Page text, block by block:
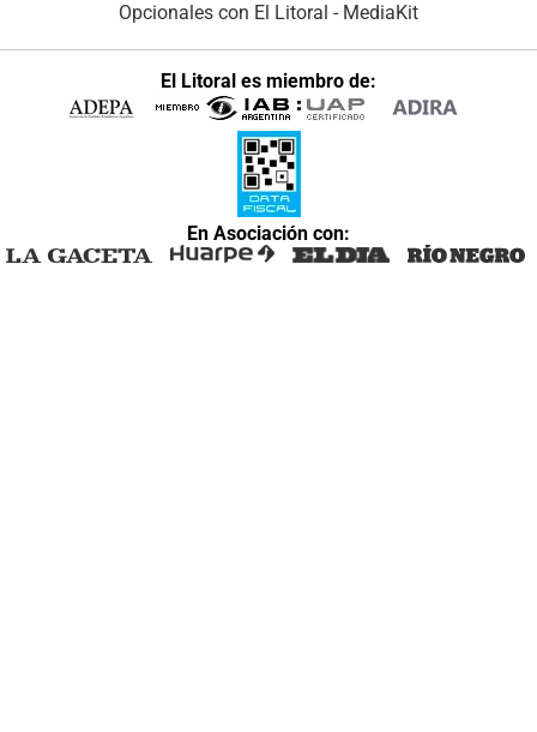
Opcionales con El Litoral - MediaKit
El Litoral es miembro de:
En Asociación con: